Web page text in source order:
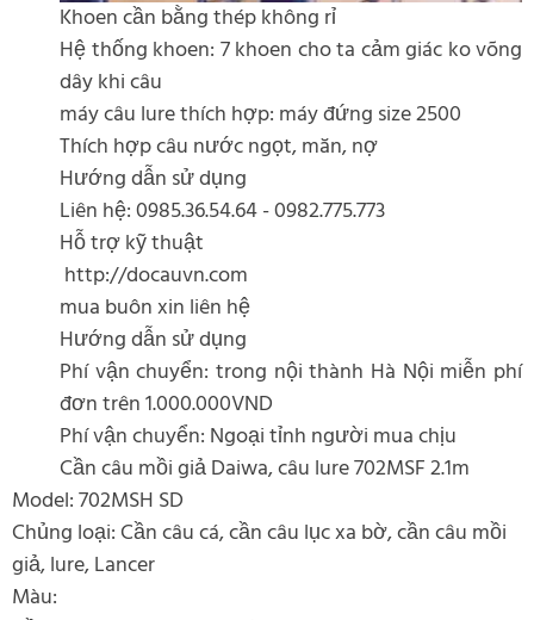
Khoen cần bằng thép không rỉ
Hệ thống khoen: 7 khoen cho ta cảm giác ko võng
dây khi câu
máy câu lure thích hợp: máy đứng size 2500
Thích hợp câu nước ngọt, măn, nợ
Hướng dẫn sử dụng
Liên hệ: 0985.36.54.64 - 0982.775.773
Hỗ trợ kỹ thuật
http://docauvn.com
mua buôn xin liên hệ
Hướng dẫn sử dụng
Phí vận chuyển: trong nội thành Hà Nội miễn phí
đơn trên 1.000.000VND
Phí vận chuyển: Ngoại tỉnh người mua chịu
Cần câu mồi giả Daiwa, câu lure 702MSF 2.1m
Model: 702MSH SD
Chủng loại: Cần câu cá, cần câu lục xa bờ, cần câu mồi
giả, lure, Lancer
Màu: